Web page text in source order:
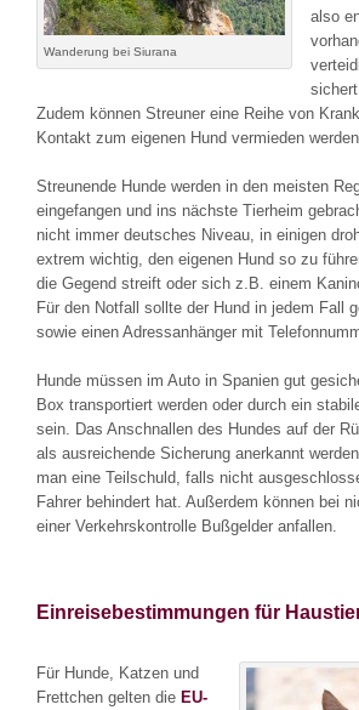
Wanderung bei Siurana
also
Zudem können Streuner eine Reihe von
Kontakt zum eigenen Hund vermieden
Streunende Hunde werden in den meisten
eingefangen und ins nächste Tierheim
nicht immer deutsches Niveau, in einigen
extrem wichtig, den eigenen Hund so zu
die Gegend streift oder sich z.B. einem
Für den Notfall sollte der Hund in jedem Fall
sowie einen Adressanhänger mit
Hunde müssen im Auto in Spanien gut
Box transportiert werden oder durch ein
sein. Das Anschnallen des Hundes auf der
als ausreichende Sicherung anerkannt
man eine Teilschuld, falls nicht
Fahrer behindert hat. Außerdem können bei
einer Verkehrskontrolle Bußgelder anfallen.
Einreisebestimmungen für
Für Hunde, Katzen und
Frettchen gelten die EU-